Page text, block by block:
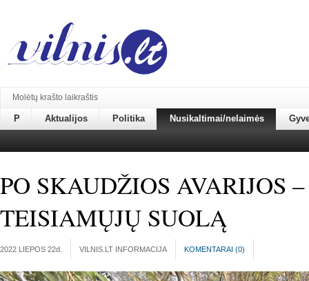
Molėtų krašto laikraštis
P Aktualijos Politika Nusikaltimai/nelaimės
PO SKAUDŽIOS AVARIJOS
TEISIAMŲJŲ SUOLĄ
2022 LIEPOS 22d. VILNIS.LT INFORMACIJA KOMENTARAI (0)